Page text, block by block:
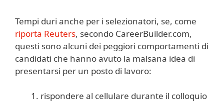
Tempi duri anche per i selezionatori, se, come
riporta Reuters, secondo CareerBuilder.com,
questi sono alcuni dei peggiori comportamenti di
candidati che hanno avuto la malsana idea di
presentarsi per un posto di lavoro:
rispondere al cellulare durante il colloquio